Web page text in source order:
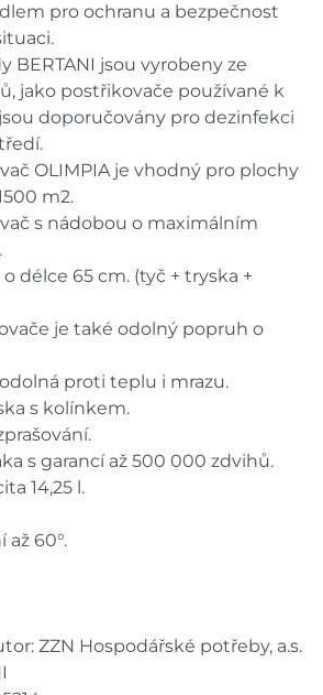
na prodejnách je pouze orientační.
se mohou lišit od cen na e-
pro ochranu a bezpečnost
BERTANI jsou vyrobeny ze
jako postřikovače používané k
doporučovány pro dezinfekci
OLIMPIA je vhodný pro plochy
m2.
s nádobou o maximálním
délce 65 cm. (tyč + tryska +
je také odolný popruh o
proti teplu i mrazu.
s kolínkem.
s garancí až 500 000 zdvihů.
14,25 l.
až 60°.
ZZN Hospodářské potřeby, a.s.